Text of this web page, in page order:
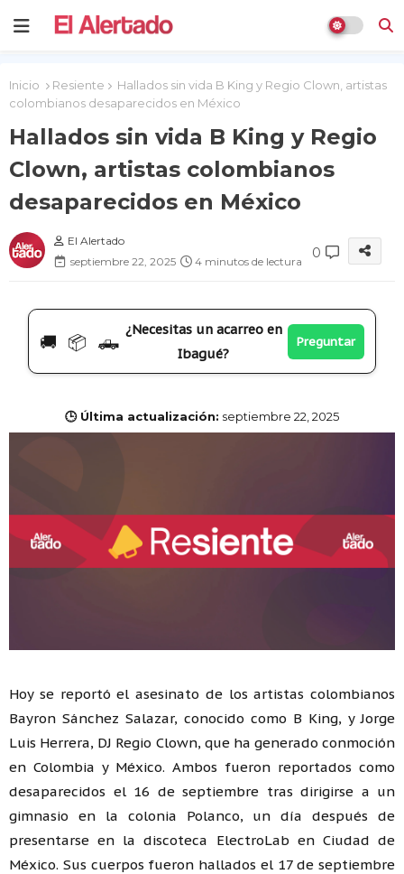
Inicio Resiente
Hallados sin vida B King y Regio Clown, artistas
colombianos desaparecidos en México
Hallados sin vida B King y Regio
Clown, artistas colombianos
desaparecidos en México
El Alertado
septiembre 22, 2025
4 minutos de lectura
0
🚚 📦 🛻
¿Necesitas un acarreo en
Ibagué?
Preguntar
🕒 Última actualización: septiembre 22, 2025
Hoy se reportó el asesinato de los artistas colombianos
Bayron Sánchez Salazar, conocido como B King, y Jorge
Luis Herrera, DJ Regio Clown, que ha generado conmoción
en Colombia y México. Ambos fueron reportados como
desaparecidos el 16 de septiembre tras dirigirse a un
gimnasio en la colonia Polanco, un día después de
presentarse en la discoteca ElectroLab en Ciudad de
México. Sus cuerpos fueron hallados el 17 de septiembre